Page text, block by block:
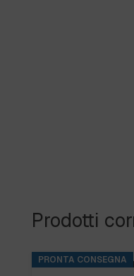
Prodotti
PRONTA CONSEGNA
B.FRESH